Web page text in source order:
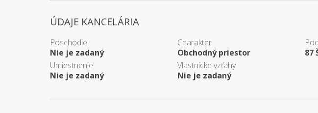
ÚDAJE KANCELÁRIA
Poschodie
Nie je zadaný
Charakter
Obchodný priestor
87
Umiestnenie
Nie je zadaný
Vlastnícke vzťahy
Nie je zadaný